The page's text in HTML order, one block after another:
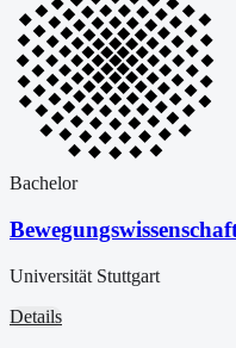
Bachelor
Universität Stuttgart
Details